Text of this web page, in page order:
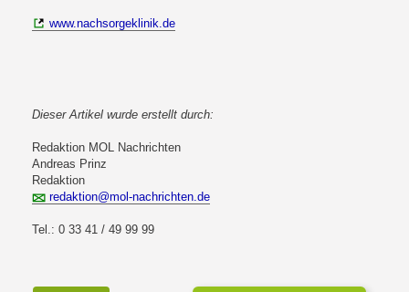
www.nachsorgeklinik.de
Dieser Artikel wurde erstellt durch:
Redaktion MOL Nachrichten
Andreas Prinz
Redaktion
redaktion@mol-nachrichten.de
Tel.: 0 33 41 / 49 99 99